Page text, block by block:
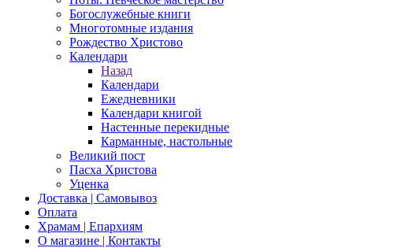
Богослужебные книги
Многотомные издания
Рождество Христово
Календари
Назад
Календари
Ежедневники
Календари книгой
Настенные перекидные
Карманные, настольные
Великий пост
Пасха Христова
Уценка
Доставка | Самовывоз
Оплата
Храмам | Епархиям
О магазине | Контакты